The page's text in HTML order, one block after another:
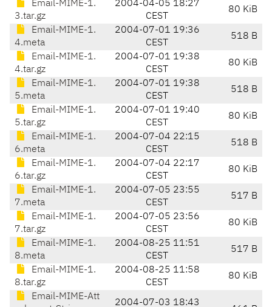
Email-MIME-1.
3.tar.gz
2004-04-05 18:27
CEST
80 KiB
Email-MIME-1.
4.meta
2004-07-01 19:36
CEST
518 B
Email-MIME-1.
4.tar.gz
2004-07-01 19:38
CEST
80 KiB
Email-MIME-1.
5.meta
2004-07-01 19:38
CEST
518 B
Email-MIME-1.
5.tar.gz
2004-07-01 19:40
CEST
80 KiB
Email-MIME-1.
6.meta
2004-07-04 22:15
CEST
518 B
Email-MIME-1.
6.tar.gz
2004-07-04 22:17
CEST
80 KiB
Email-MIME-1.
7.meta
2004-07-05 23:55
CEST
517 B
Email-MIME-1.
7.tar.gz
2004-07-05 23:56
CEST
80 KiB
Email-MIME-1.
8.meta
2004-08-25 11:51
CEST
517 B
Email-MIME-1.
8.tar.gz
2004-08-25 11:58
CEST
80 KiB
Email-MIME-Att
2004-07-03 18:43